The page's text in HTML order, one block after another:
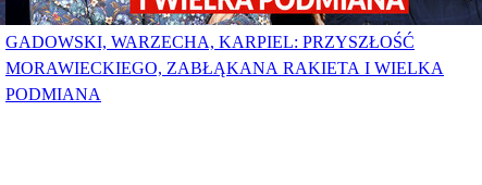
GADOWSKI, WARZECHA, KARPIEL: PRZYSZŁOŚĆ
MORAWIECKIEGO, ZABŁĄKANA RAKIETA I WIELKA
PODMIANA